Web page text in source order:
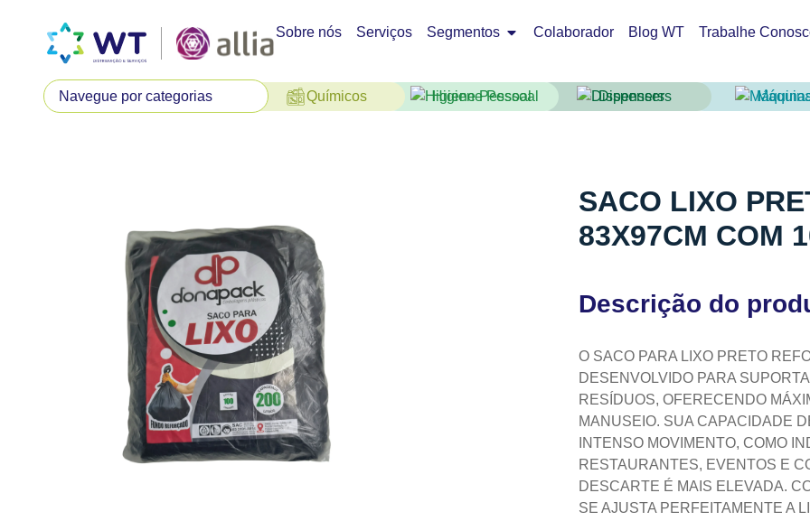
Sobre nós Serviços Segmentos Colaborador Blog WT Trabalhe
Químicos Higiene Pessoal Dispensers
SACO LIXO
83X97CM COM
Descrição do
O SACO PARA LIXO PRETO
DESENVOLVIDO PARA
RESÍDUOS, OFERECENDO
MANUSEIO. SUA CAPACIDADE
INTENSO MOVIMENTO, COMO
RESTAURANTES, EVENTOS E
DESCARTE É MAIS ELEVADA.
SE AJUSTA PERFEITAMENTE A